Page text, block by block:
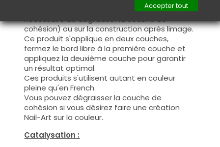
manière fine, sur la base (il n'est pas
nécessaire de dégraisser la couche de
cohésion) ou sur la construction après limage.
Ce produit s'applique en deux couches,
fermez le bord libre à la première couche et
appliquez la deuxième couche pour garantir
un résultat optimal.
Ces produits s'utilisent autant en couleur
pleine qu'en French.
Vous pouvez dégraisser la couche de
cohésion si vous désirez faire une création
Nail-Art sur la couleur.
Catalysation :
Accepter tout